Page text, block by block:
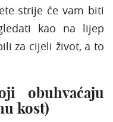
strije će vam biti
kao na lijep
za cijeli život, a to
obuhvaćaju
kost)